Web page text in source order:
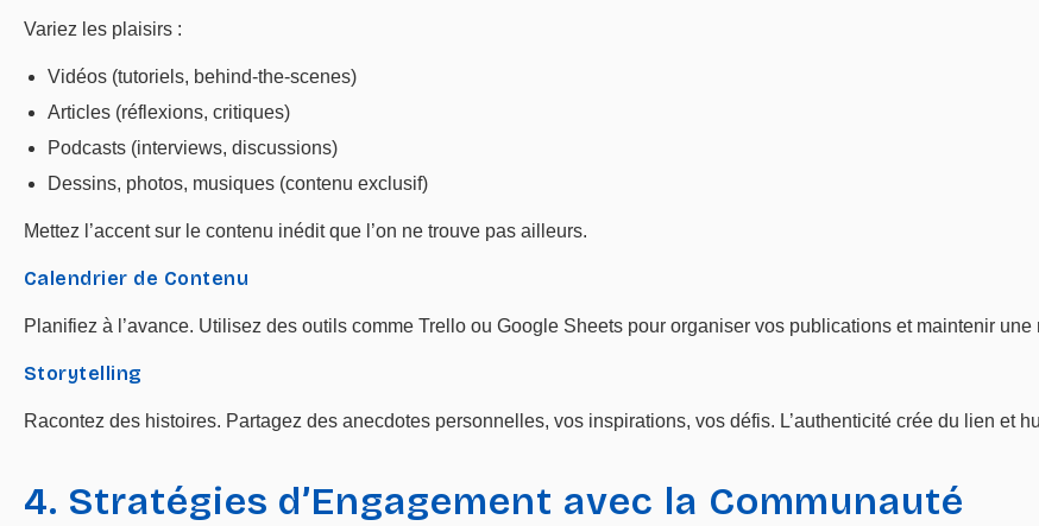
Variez les plaisirs :
Vidéos (tutoriels, behind-the-scenes)
Articles (réflexions, critiques)
Podcasts (interviews, discussions)
Dessins, photos, musiques (contenu exclusif)
Mettez l’accent sur le contenu inédit que l’on ne trouve pas ailleurs.
Calendrier de Contenu
Planifiez à l’avance. Utilisez des outils comme Trello ou Google Sheets pour organiser vos publications et maintenir une
Storytelling
Racontez des histoires. Partagez des anecdotes personnelles, vos inspirations, vos défis. L’authenticité crée du lien et
4. Stratégies d’Engagement avec la Communauté